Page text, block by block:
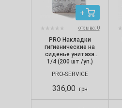
отзыва: 0
PRO Накладки
гигиенические на
сиденье унитаза
1/4 (200 шт./уп.)
PRO-SERVICE
336,00 грн